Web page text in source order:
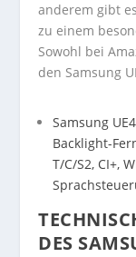
anderem gibt
zu einem
Sowohl bei
den Samsung
Samsung
Backlight-
T/C/S2, CI+,
DES